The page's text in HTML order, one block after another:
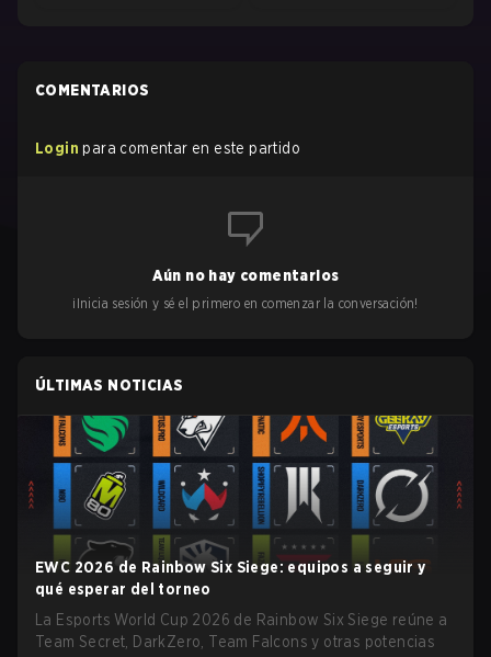
COMENTARIOS
Login para comentar en este partido
Aún no hay comentarios
¡Inicia sesión y sé el primero en comenzar la conversación!
ÚLTIMAS NOTICIAS
EWC 2026 de Rainbow Six Siege: equipos a seguir y
qué esperar del torneo
La Esports World Cup 2026 de Rainbow Six Siege reúne a
Team Secret, DarkZero, Team Falcons y otras potencias